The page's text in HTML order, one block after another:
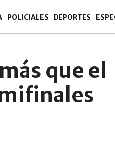
POLICIALES DEPORTES
que el